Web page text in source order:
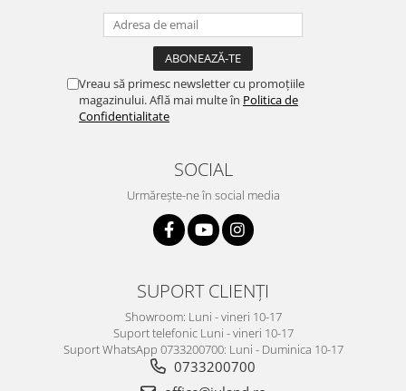
Vreau să primesc newsletter cu promoțiile
magazinului. Află mai multe în Politica de
Confidentialitate
SOCIAL
Urmărește-ne în social media
SUPORT CLIENȚI
Showroom: Luni - vineri 10-17
Suport telefonic Luni - vineri 10-17
Suport WhatsApp 0733200700: Luni - Duminica 10-17
0733200700